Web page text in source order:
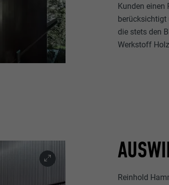
Kunden einen
berücksichtigt
die stets den
Werkstoff
Reinhold